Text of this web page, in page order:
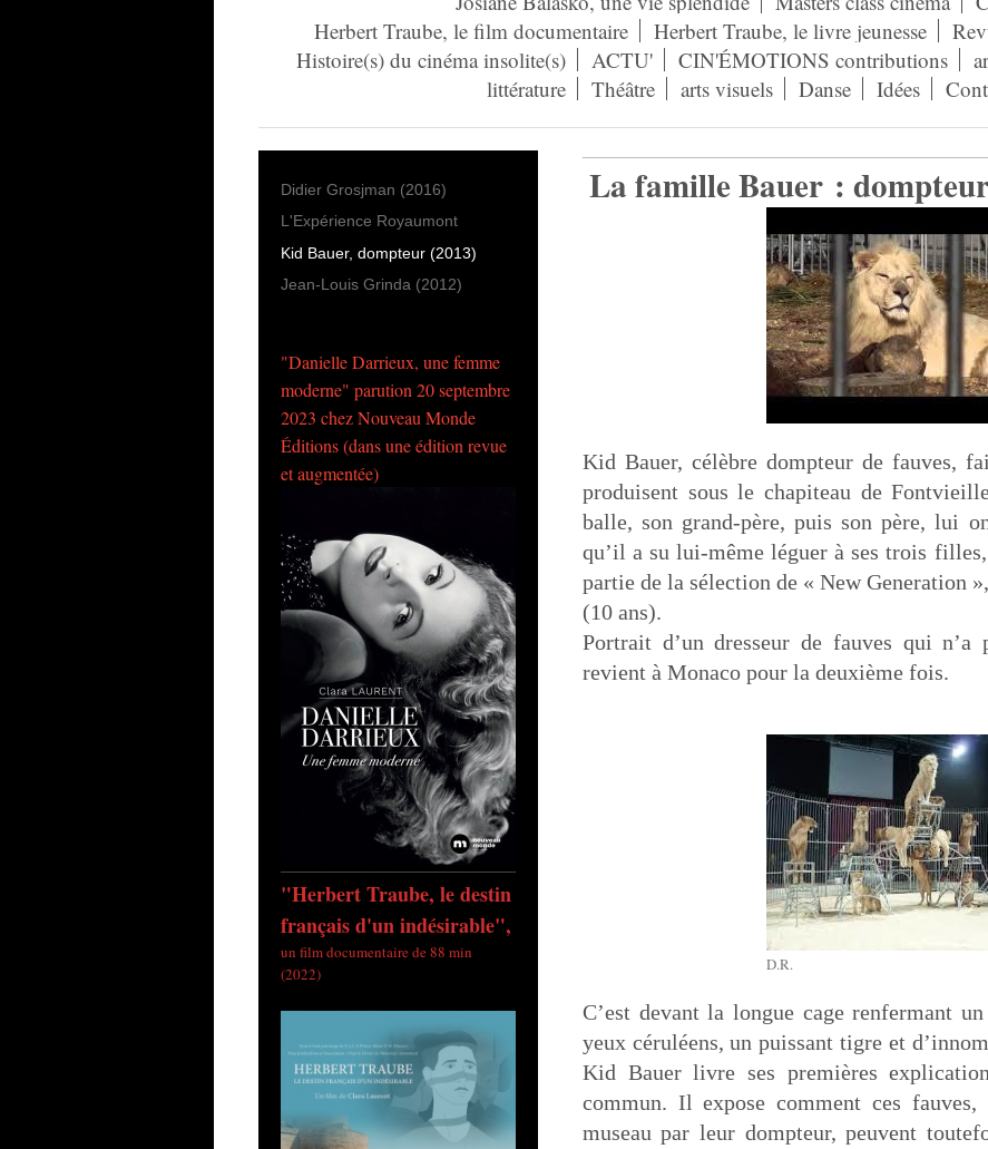
Herbert Traube, le film documentaire
Herbert Traube, le livre jeunesse
Histoire(s) du cinéma insolite(s)
ACTU' CIN'ÉMOTIONS contributions
littérature
Théâtre arts visuels Danse Idées
La famille Bauer :
Kid Bauer, célèbre dompteur de fauves,
produisent sous le chapiteau de
balle, son grand-père, puis son père, lui
qu’il a su lui-même léguer à ses trois
partie de la sélection de « New Generation
(10 ans).
Portrait d’un dresseur de fauves qui
revient à Monaco pour la deuxième fois.
D.R.
C’est devant la longue cage renfermant
yeux céruléens, un puissant tigre et
Kid Bauer livre ses premières
commun. Il expose comment ces
museau par leur dompteur, peuvent
Didier Grosjman (2016)
L'Expérience Royaumont
Kid Bauer, dompteur (2013)
Jean-Louis Grinda (2012)
"Danielle Darrieux, une femme
moderne" parution 20 septembre
2023 chez Nouveau Monde
Éditions (dans une édition revue
et augmentée)
"Herbert Traube, le destin
français d'un indésirable",
un film documentaire de 88 min
(2022)